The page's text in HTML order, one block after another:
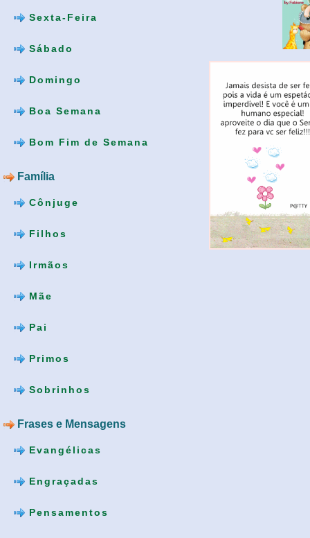
Sexta-Feira
Sábado
Domingo
Boa Semana
Bom Fim de Semana
Família
Cônjuge
Filhos
Irmãos
Mãe
Pai
Primos
Sobrinhos
Frases e Mensagens
Evangélicas
Engraçadas
Pensamentos